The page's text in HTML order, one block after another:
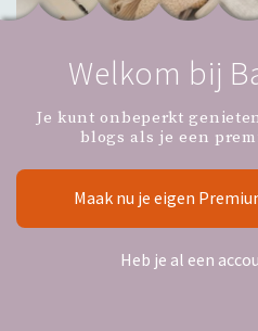
De basic baby uitzetlijst
Van kleertjes voor je baby tot
Welkom bij
Je kunt onbeperkt
blogs als je een
Maak nu je eigen
Heb je al een